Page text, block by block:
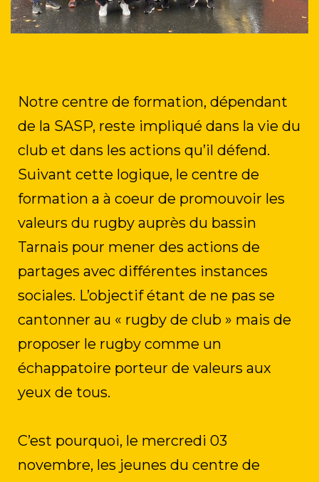
Notre centre de formation, dépendant
de la SASP, reste impliqué dans la vie du
club et dans les actions qu’il défend.
Suivant cette logique, le centre de
formation a à coeur de promouvoir les
valeurs du rugby auprès du bassin
Tarnais pour mener des actions de
partages avec différentes instances
sociales. L’objectif étant de ne pas se
cantonner au « rugby de club » mais de
proposer le rugby comme un
échappatoire porteur de valeurs aux
yeux de tous.
C’est pourquoi, le mercredi 03
novembre, les jeunes du centre de